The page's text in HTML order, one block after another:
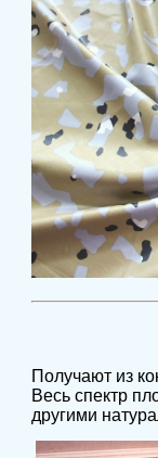
Получают из
Весь спектр
другими